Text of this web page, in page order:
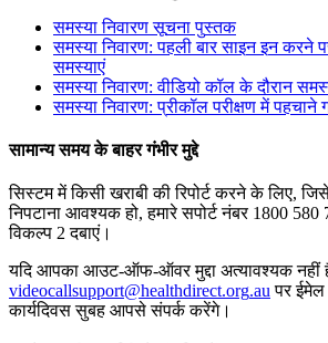
समसय नवरण सचन पसतक
समसय नवरण: पहल बर सइन इन करन प
समसयए
समसय नवरण: वडय कल क दरन समस
समसय नवरण: परकल परकण म पहचन
समनय समय क बहर गभर मद
ससटम म कस खरब क रपर करन क लए, ज
नपटन आवशयक ह, हमर सपर नबर 1800 580
वकलप 2 दबए ।
यद आपक आउट-ऑफ-ऑवर मद अतयवशयक नह
videocallsupport@healthdirect.org.au पर ईमल
करदवस सबह आपस सपर करग।